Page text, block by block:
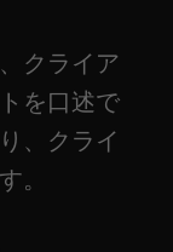
クライア
を口述で
、クライ
。